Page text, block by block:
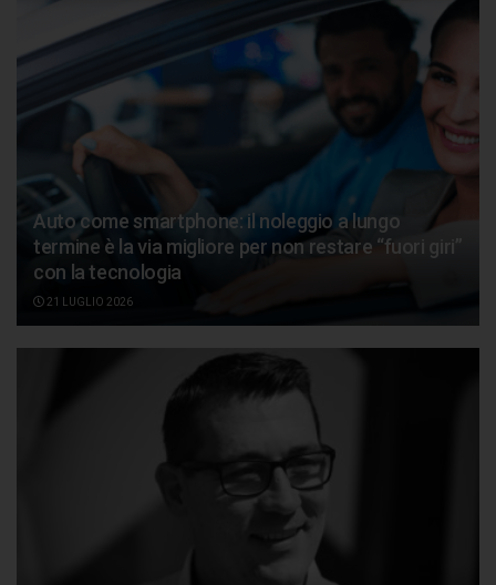
Auto come smartphone: il noleggio a lungo
termine è la via migliore per non restare “fuori giri”
con la tecnologia
21 LUGLIO 2026